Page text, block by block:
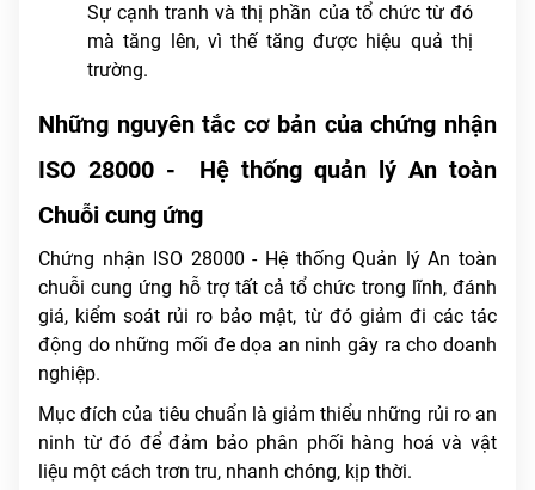
Sự cạnh tranh và thị phần của tổ chức từ đó
mà tăng lên, vì thế tăng được hiệu quả thị
trường.
Những nguyên tắc cơ bản của chứng nhận
ISO 28000 - Hệ thống quản lý An toàn
Chuỗi cung ứng
Chứng nhận ISO 28000 - Hệ thống Quản lý An toàn
chuỗi cung ứng hỗ trợ tất cả tổ chức trong lĩnh, đánh
giá, kiểm soát rủi ro bảo mật, từ đó giảm đi các tác
động do những mối đe dọa an ninh gây ra cho doanh
nghiệp.
Mục đích của tiêu chuẩn là giảm thiểu những rủi ro an
ninh từ đó để đảm bảo phân phối hàng hoá và vật
liệu một cách trơn tru, nhanh chóng, kịp thời.